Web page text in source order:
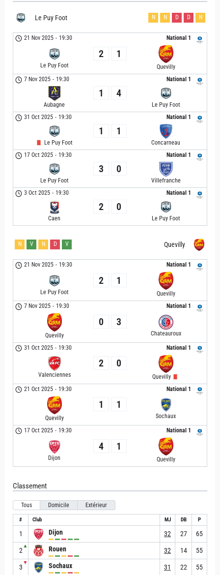
Le Puy Foot N N D D N
National 1
21 Nov 2025 - 19:30
Le Puy Foot
2 1
Quevilly
National 1
7 Nov 2025 - 19:30
Aubagne
1 4
Le Puy Foot
National 1
31 Oct 2025 - 19:30
Le Puy Foot
1 1
Concarneau
National 1
17 Oct 2025 - 19:30
Le Puy Foot
3 0
Villefranche
National 1
3 Oct 2025 - 19:30
Caen
2 0
Le Puy Foot
Quevilly
N V N D V
National 1
21 Nov 2025 - 19:30
Le Puy Foot
2 1
Quevilly
National 1
7 Nov 2025 - 19:30
Quevilly
0 3
Chateauroux
National 1
31 Oct 2025 - 19:30
Valenciennes
2 0
Quevilly
National 1
21 Oct 2025 - 19:30
Quevilly
1 1
Sochaux
National 1
17 Oct 2025 - 19:30
Dijon
4 1
Quevilly
Classement
Tous Domicile Extérieur
# Club MJ DB P
1 Dijon 32 27 65
2
▲ Rouen 32 14 55
3
▼ Sochaux 31 22 55